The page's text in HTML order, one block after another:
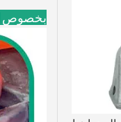
بخصوص